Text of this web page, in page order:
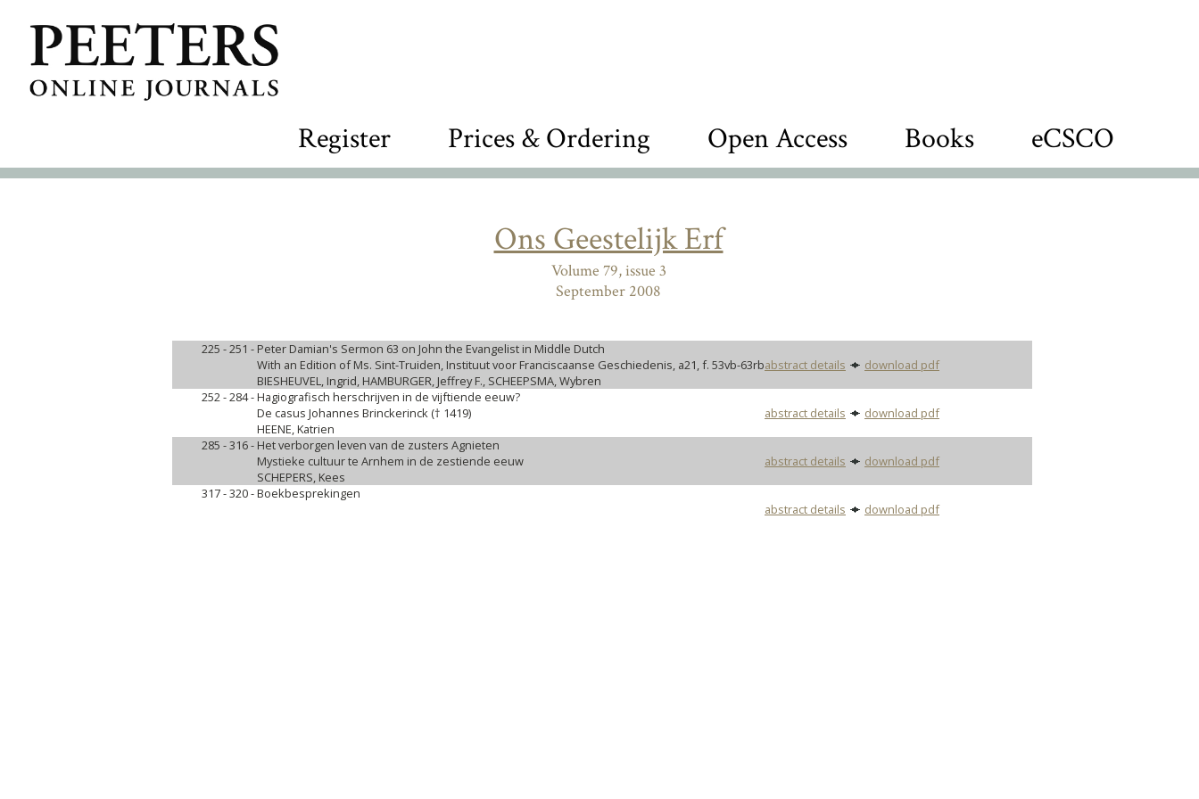
Register Prices & Ordering Open Access Books eCSCO
Ons Geestelijk Erf
Volume 79, issue 3
September 2008
225 - 251 - Peter Damian's Sermon 63 on John the Evangelist in Middle Dutch
With an Edition of Ms. Sint-Truiden, Instituut voor Franciscaanse Geschiedenis, a21, f. 53vb-63rb
BIESHEUVEL, Ingrid, HAMBURGER, Jeffrey F., SCHEEPSMA, Wybren
abstract details
download pdf
252 - 284 -Hagiografisch herschrijven in de vijftiende eeuw?
De casus Johannes Brinckerinck († 1419)
HEENE, Katrien
abstract details
download pdf
285 - 316 - Het verborgen leven van de zusters Agnieten
Mystieke cultuur te Arnhem in de zestiende eeuw
SCHEPERS, Kees
abstract details
download pdf
317 - 320 -Boekbesprekingen
abstract details
download pdf